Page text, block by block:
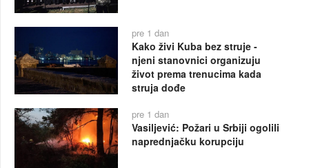
pre 1 dan
Kako živi Kuba bez struje -
njeni stanovnici organizuju
život prema trenucima kada
struja dođe
pre 1 dan
Vasiljević: Požari u Srbiji ogolili
naprednjačku korupciju